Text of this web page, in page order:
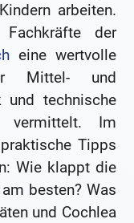
arbeiten.
der
eine wertvolle
Mittel- und
und technische
vermittelt. Im
Tipps
Wie klappt die
besten? Was
und Cochlea